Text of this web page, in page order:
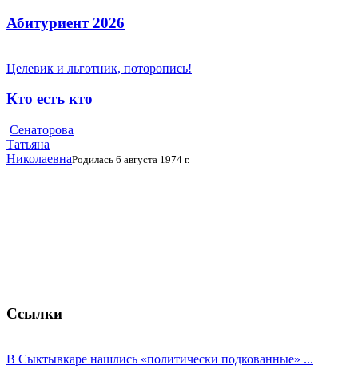
Абитуриент 2026
Целевик и льготник, поторопись!
Кто есть кто
Сенаторова
Татьяна
НиколаевнаРодилась 6 августа 1974 г.
Ссылки
В Сыктывкаре нашлись «политически подкованные» ...